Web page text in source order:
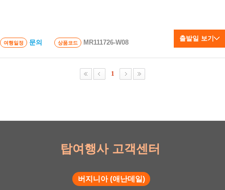
여행일정 문의 상품코드 MR111726-W08
출발일 보기
1
탑여행사 고객센터
버지니아 (애난데일)